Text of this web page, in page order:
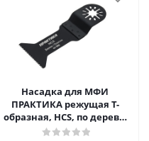
Насадка для МФИ
ПРАКТИКА режущая Т-
образная, HCS, по дереву,
44 мм, крупный зуб